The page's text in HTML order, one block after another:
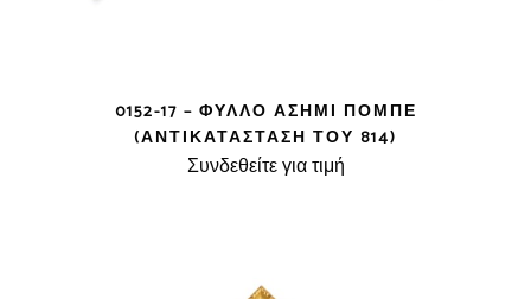
0152-17 – ΦΎΛΛΟ ΑΣΗΜΊ ΠΟΜΠΈ
(ΑΝΤΙΚΑΤΆΣΤΑΣΗ ΤΟΥ 814)
Συνδεθείτε για τιμή